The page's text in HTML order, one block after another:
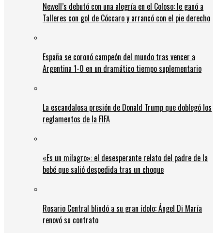
Newell’s debutó con una alegría en el Coloso: le ganó a
Talleres con gol de Cóccaro y arrancó con el pie derecho
España se coronó campeón del mundo tras vencer a
Argentina 1-0 en un dramático tiempo suplementario
La escandalosa presión de Donald Trump que doblegó los
reglamentos de la FIFA
«Es un milagro»: el desesperante relato del padre de la
bebé que salió despedida tras un choque
Rosario Central blindó a su gran ídolo: Ángel Di María
renovó su contrato